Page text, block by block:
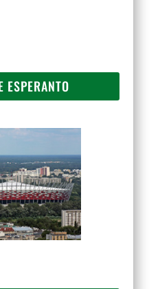
ESPERANTO